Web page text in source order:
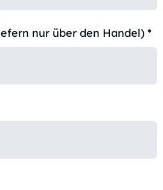
nur über den Handel) *